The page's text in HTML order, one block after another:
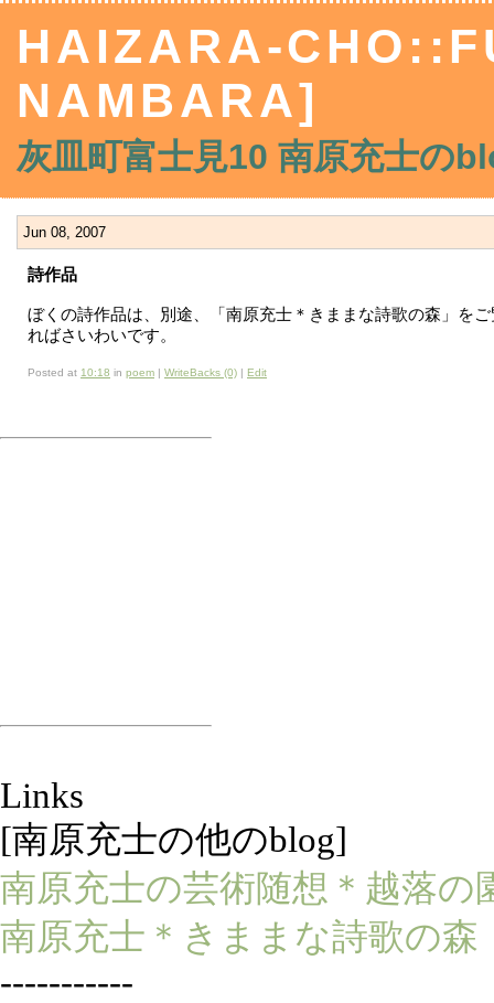
HAIZARA-
NAMBARA]
灰皿町富士見10 南原充士の
Jun 08, 2007
詩作品
ぼくの詩作品は、別途、「南原充士＊きままな詩歌の森」を
ればさいわいです。
Posted at 10:18 in poem | WriteBacks (0) | Edit
Links
[南原充士の他のblog]
南原充士の芸術随想＊越落の
南原充士＊きままな詩歌の森
-----------